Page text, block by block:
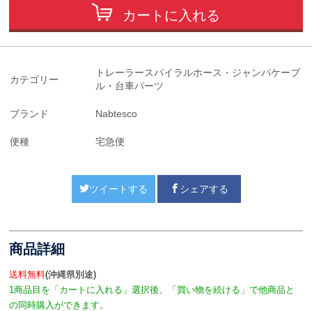
カートに入れる
カテゴリー
トレーラースパイラルホース・ジャンパケーブ
ル・台車パーツ
ブランド Nabtesco
便種 宅急便
ツイートする シェアする
商品詳細
送料無料(沖縄県別途)
1商品目を「カートに入れる」選択後、「買い物を続ける」で他商品と
の同時購入ができます。